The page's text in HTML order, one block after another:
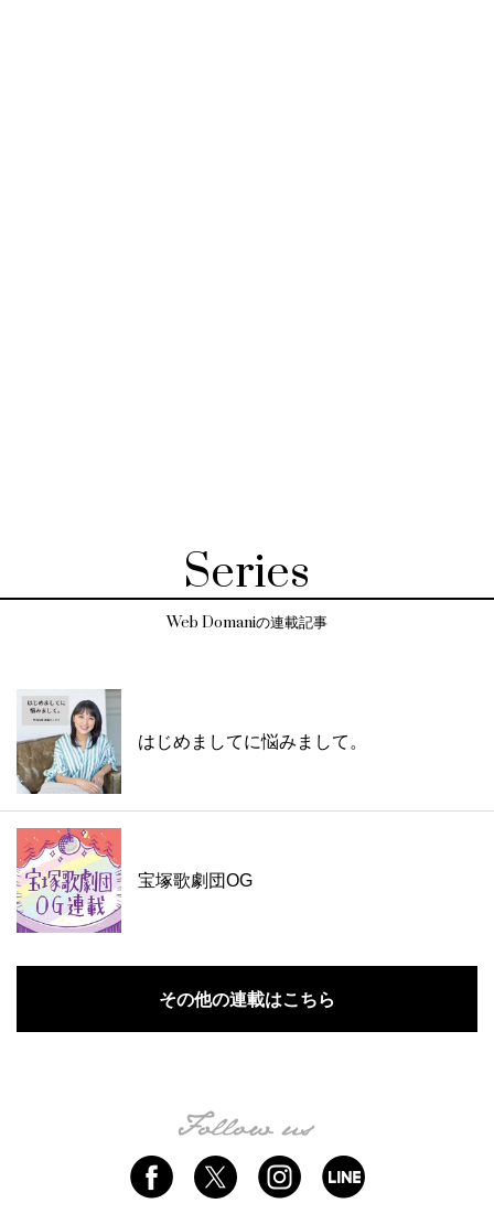
Series
Web Domaniの連載記事
はじめましてに悩みまして。
宝塚歌劇団OG
その他の連載はこちら